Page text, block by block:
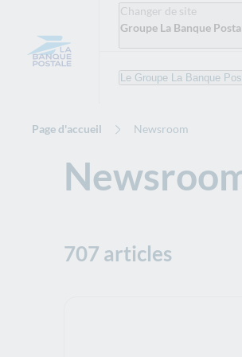
Changer de site
Groupe La Banque
Le Groupe La Banque
Page d'accueil Newsroom
707 articles